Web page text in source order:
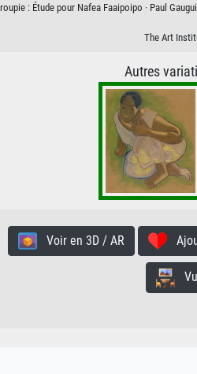
: Étude pour Nafea Faaipoipo · Paul
The Art
Autres
Voir en 3D / AR